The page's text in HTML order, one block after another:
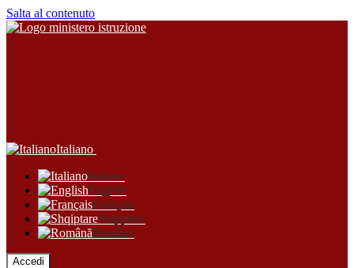
Salta al contenuto
Italiano
Italiano
English
Français
Shqiptare
Română
Accedi